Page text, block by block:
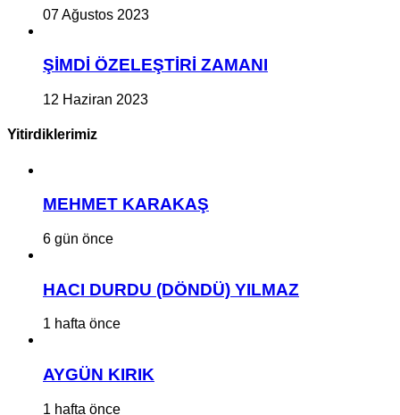
07 Ağustos 2023
ŞİMDİ ÖZELEŞTİRİ ZAMANI
12 Haziran 2023
Yitirdiklerimiz
MEHMET KARAKAŞ
6 gün önce
HACI DURDU (DÖNDÜ) YILMAZ
1 hafta önce
AYGÜN KIRIK
1 hafta önce